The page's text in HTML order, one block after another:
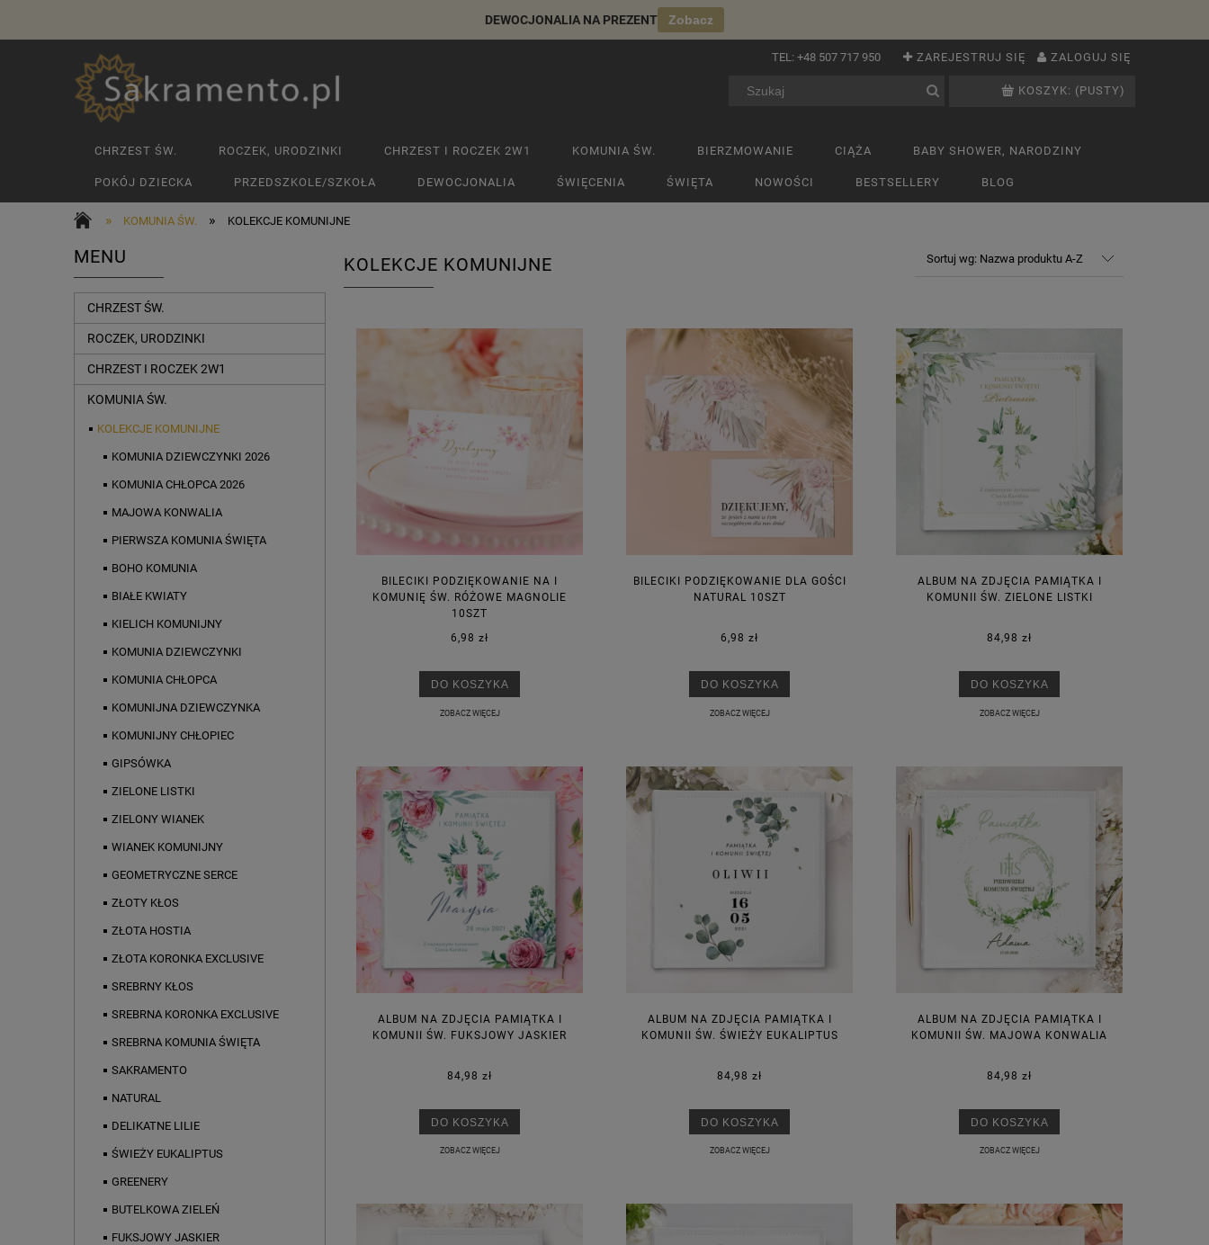
DEWOCJONALIA NA PREZENT Zobacz
ZAREJESTRUJ SIĘ ZALOGUJ SIĘ
TEL: +48 507 717 950
KOSZYK: (PUSTY)
CHRZEST ŚW. ROCZEK, URODZINKI CHRZEST I ROCZEK 2W1 KOMUNIA ŚW. BIERZMOWANIE CIĄŻA BABY SHOWER, NARODZINY
POKÓJ DZIECKA PRZEDSZKOLE/SZKOŁA DEWOCJONALIA ŚWIĘCENIA ŚWIĘTA NOWOŚCI BESTSELLERY BLOG
» KOMUNIA ŚW. » KOLEKCJE KOMUNIJNE
MENU
CHRZEST ŚW.
ROCZEK, URODZINKI
CHRZEST I ROCZEK 2W1
KOMUNIA ŚW.
KOLEKCJE KOMUNIJNE
KOMUNIA DZIEWCZYNKI 2026
KOMUNIA CHŁOPCA 2026
MAJOWA KONWALIA
PIERWSZA KOMUNIA ŚWIĘTA
BOHO KOMUNIA
BIAŁE KWIATY
KIELICH KOMUNIJNY
KOMUNIA DZIEWCZYNKI
KOMUNIA CHŁOPCA
KOMUNIJNA DZIEWCZYNKA
KOMUNIJNY CHŁOPIEC
GIPSÓWKA
ZIELONE LISTKI
ZIELONY WIANEK
WIANEK KOMUNIJNY
GEOMETRYCZNE SERCE
ZŁOTY KŁOS
ZŁOTA HOSTIA
ZŁOTA KORONKA EXCLUSIVE
SREBRNY KŁOS
SREBRNA KORONKA EXCLUSIVE
SREBRNA KOMUNIA ŚWIĘTA
SAKRAMENTO
NATURAL
DELIKATNE LILIE
ŚWIEŻY EUKALIPTUS
GREENERY
BUTELKOWA ZIELEŃ
FUKSJOWY JASKIER
KOLEKCJE KOMUNIJNE Sortuj wg: Nazwa produktu A-Z
BILECIKI PODZIĘKOWANIE NA I
KOMUNIĘ ŚW. RÓŻOWE MAGNOLIE
10SZT
6,98 zł
DO KOSZYKA
ZOBACZ WIĘCEJ
BILECIKI PODZIĘKOWANIE DLA GOŚCI
NATURAL 10SZT
6,98 zł
DO KOSZYKA
ZOBACZ WIĘCEJ
ALBUM NA ZDJĘCIA PAMIĄTKA I
KOMUNII ŚW. ZIELONE LISTKI
84,98 zł
DO KOSZYKA
ZOBACZ WIĘCEJ
ALBUM NA ZDJĘCIA PAMIĄTKA I
KOMUNII ŚW. FUKSJOWY JASKIER
84,98 zł
DO KOSZYKA
ZOBACZ WIĘCEJ
ALBUM NA ZDJĘCIA PAMIĄTKA I
KOMUNII ŚW. ŚWIEŻY EUKALIPTUS
84,98 zł
DO KOSZYKA
ZOBACZ WIĘCEJ
ALBUM NA ZDJĘCIA PAMIĄTKA I
KOMUNII ŚW. MAJOWA KONWALIA
84,98 zł
DO KOSZYKA
ZOBACZ WIĘCEJ